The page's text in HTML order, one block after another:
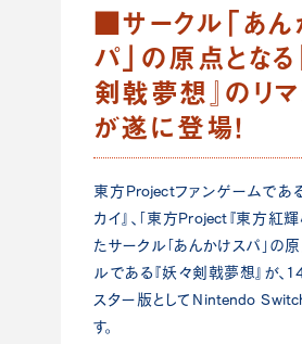
■サークル「あん
パ」の原点となる
剣戟夢想』のリ
が遂に登場！
東方Projectファンゲームであ
カイ』、「東方Project『東方紅
たサークル「あんかけスパ」の原
ルである『妖々剣戟夢想』が、
スター版としてNintendo
す。